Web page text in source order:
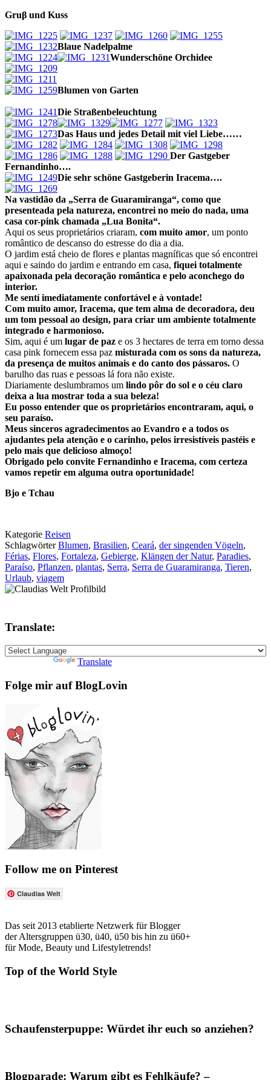
Gruβ und Kuss
Blaue Nadelpalme
Wunderschöne Orchidee
Blumen von Garten
Die Straßenbeleuchtung
Das Haus und jedes Detail mit viel Liebe……
Der Gastgeber
Fernandinho….
Die sehr schöne Gastgeberin Iracema….
Na vastidão da „Serra de Guaramiranga“, como que
presenteada pela natureza, encontrei no meio do nada, uma
casa cor-pink chamada „Lua Bonita“.
Aqui os seus proprietários criaram, com muito amor, um ponto
romântico de descanso do estresse do dia a dia.
O jardim está cheio de flores e plantas magníficas que só encontrei
aqui e saindo do jardim e entrando em casa, fiquei totalmente
apaixonada pela decoração romântica e pelo aconchego do
interior.
Me sentí imediatamente confortável e à vontade!
Com muito amor, Iracema, que tem alma de decoradora, deu
um tom pessoal ao design, para criar um ambiente totalmente
integrado e harmonioso.
Sim, aqui é um lugar de paz e os 3 hectares de terra em torno dessa
casa pink fornecem essa paz misturada com os sons da natureza,
da presença de muitos animais e do canto dos pássaros. O
barulho das ruas e pessoas lá fora não existe.
Diariamente deslumbramos um lindo pôr do sol e o céu claro
deixa a lua mostrar toda a sua beleza!
Eu posso entender que os proprietários encontraram, aqui, o
seu paraíso.
Meus sinceros agradecimentos ao Evandro e a todos os
ajudantes pela atenção e o carinho, pelos irresistíveis pastéis e
pelo mais que delicioso almoço!
Obrigado pelo convite Fernandinho e Iracema, com certeza
vamos repetir em alguma outra oportunidade!
Bjo e Tchau
Kategorie Reisen
SchlagwörterBlumen, Brasilien, Ceará, der singenden Vögeln,
Férias, Flores, Fortaleza, Gebierge, Klängen der Natur, Paradies,
Paraíso, Pflanzen, plantas, Serra, Serra de Guaramiranga, Tieren,
Urlaub, viagem
Translate:
Translate
Folge mir auf BlogLovin
Follow me on Pinterest
Claudias Welt
Das seit 2013 etablierte Netzwerk für Blogger
der Altersgruppen ü30, ü40, ü50 bis hin zu ü60+
für Mode, Beauty und Lifestyletrends!
Top of the World Style
Schaufensterpuppe: Würdet ihr euch so anziehen?
Blogparade: Warum gibt es Fehlkäufe? –